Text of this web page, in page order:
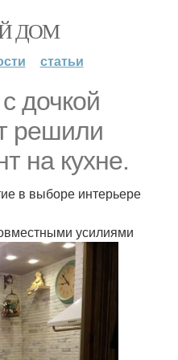
ДОМ
статьи
дочкой
решили
на кухне.
в выборе интерьере
усилиями